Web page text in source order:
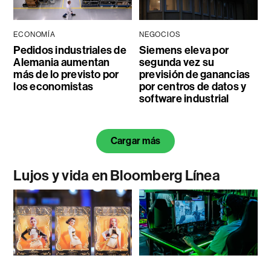
ECONOMÍA
Pedidos industriales de
Alemania aumentan
más de lo previsto por
los economistas
NEGOCIOS
Siemens eleva por
segunda vez su
previsión de ganancias
por centros de datos y
software industrial
Cargar más
Lujos y vida en Bloomberg Línea